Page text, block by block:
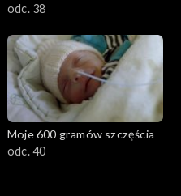
odc. 38
Moje 600 gramów szczęścia
odc. 40